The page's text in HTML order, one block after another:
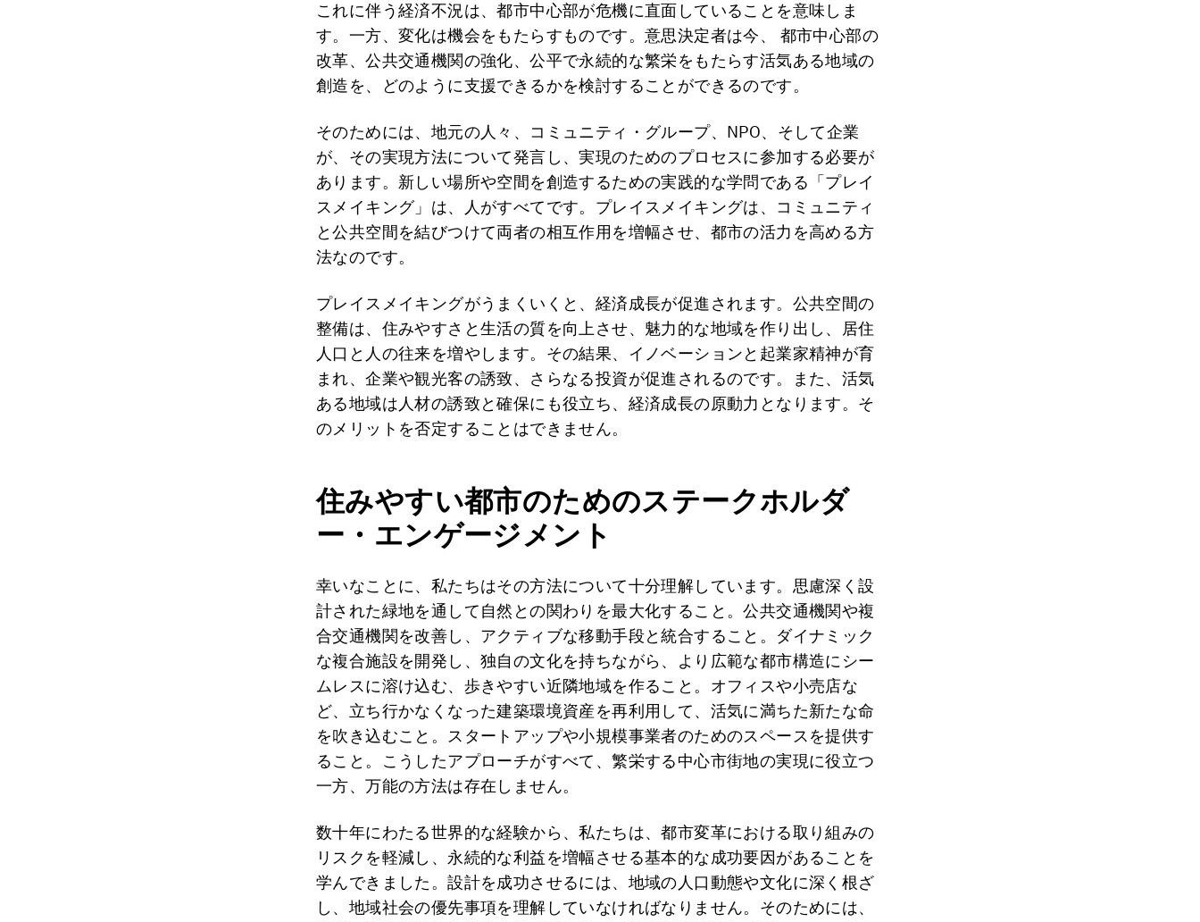
これに伴う経済不況は、都市中心部が危機に直面していることを意味しま
す。一方、変化は機会をもたらすものです。意思決定者は今、 都市中心部の
改革、公共交通機関の強化、公平で永続的な繁栄をもたらす活気ある地域の
創造を、どのように支援できるかを検討することができるのです。
そのためには、地元の人々、コミュニティ・グループ、NPO、そして企業
が、その実現方法について発言し、実現のためのプロセスに参加する必要が
あります。新しい場所や空間を創造するための実践的な学問である「プレイ
スメイキング」は、人がすべてです。プレイスメイキングは、コミュニティ
と公共空間を結びつけて両者の相互作用を増幅させ、都市の活力を高める方
法なのです。
プレイスメイキングがうまくいくと、経済成長が促進されます。公共空間の
整備は、住みやすさと生活の質を向上させ、魅力的な地域を作り出し、居住
人口と人の往来を増やします。その結果、イノベーションと起業家精神が育
まれ、企業や観光客の誘致、さらなる投資が促進されるのです。また、活気
ある地域は人材の誘致と確保にも役立ち、経済成長の原動力となります。そ
のメリットを否定することはできません。
住みやすい都市のためのステークホルダ
ー・エンゲージメント
幸いなことに、私たちはその方法について十分理解しています。思慮深く設
計された緑地を通して自然との関わりを最大化すること。公共交通機関や複
合交通機関を改善し、アクティブな移動手段と統合すること。ダイナミック
な複合施設を開発し、独自の文化を持ちながら、より広範な都市構造にシー
ムレスに溶け込む、歩きやすい近隣地域を作ること。オフィスや小売店な
ど、立ち行かなくなった建築環境資産を再利用して、活気に満ちた新たな命
を吹き込むこと。スタートアップや小規模事業者のためのスペースを提供す
ること。こうしたアプローチがすべて、繁栄する中心市街地の実現に役立つ
一方、万能の方法は存在しません。
数十年にわたる世界的な経験から、私たちは、都市変革における取り組みの
リスクを軽減し、永続的な利益を増幅させる基本的な成功要因があることを
学んできました。設計を成功させるには、地域の人口動態や文化に深く根ざ
し、地域社会の優先事項を理解していなければなりません。そのためには、